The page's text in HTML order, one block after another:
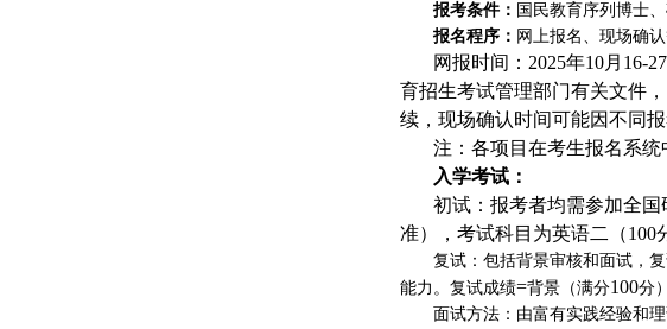
报考条件： 国民教育序列博士
报名程序： 网上报名、现场确认
网报时间： 2025年10月 16-27
育招生考试管理部门有关文件
续，现场确认时间可能因不同
注：各项目在考生报名系统
入学考试：
初试：报考者均需参加全
准），考试科目为英语二（100
复试：包括背景审核和面试，
能力。复试成绩=背景（满分100分）
面试方法：由富有实践经验和